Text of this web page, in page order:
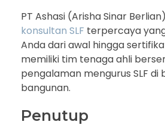
PT Ashasi (Arisha Sinar
konsultan SLF terpercaya
Anda dari awal hingga
memiliki tim tenaga ahli
pengalaman mengurus SLF di
bangunan.
Penutup